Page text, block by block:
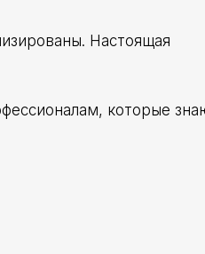
Настоящая
которые